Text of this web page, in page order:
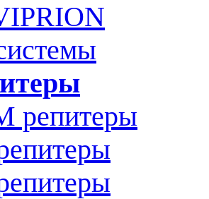
репитеры